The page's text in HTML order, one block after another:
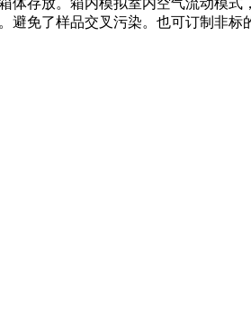
体存放。箱内模拟室内空气流动模式
免了样品交叉污染。也可订制非标